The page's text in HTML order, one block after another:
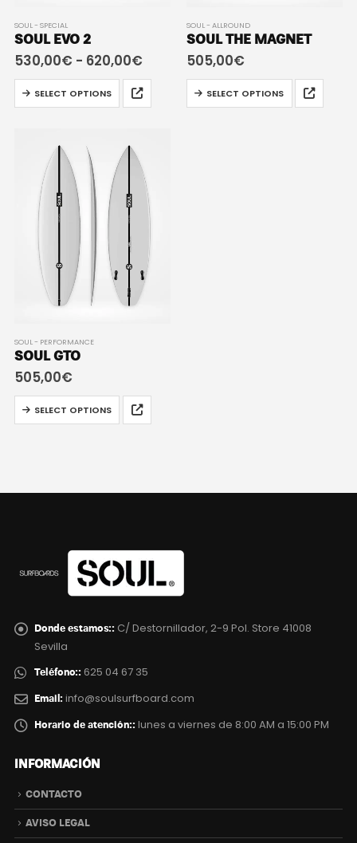
SOUL - SPECIAL
SOUL EVO 2
530,00€ - 620,00€
SELECT OPTIONS
SOUL - ALLROUND
SOUL THE MAGNET
505,00€
SELECT OPTIONS
SOUL - PERFORMANCE
SOUL GTO
505,00€
SELECT OPTIONS
Donde estamos:: C/ Destornillador, 2-9 Pol. Store 41008
Sevilla
Teléfono:: 625 04 67 35
Email: info@soulsurfboard.com
Horario de atención:: lunes a viernes de 8:00 AM a 15:00 PM
INFORMACIÓN
CONTACTO
AVISO LEGAL